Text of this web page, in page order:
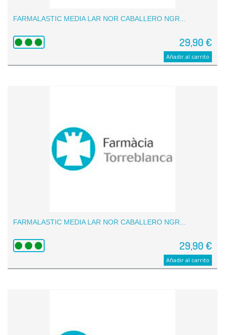
FARMALASTIC MEDIA LAR NOR CABALLERO NGR...
29,90 €
Añadir al carrito
FARMALASTIC MEDIA LAR NOR CABALLERO NGR...
29,90 €
Añadir al carrito